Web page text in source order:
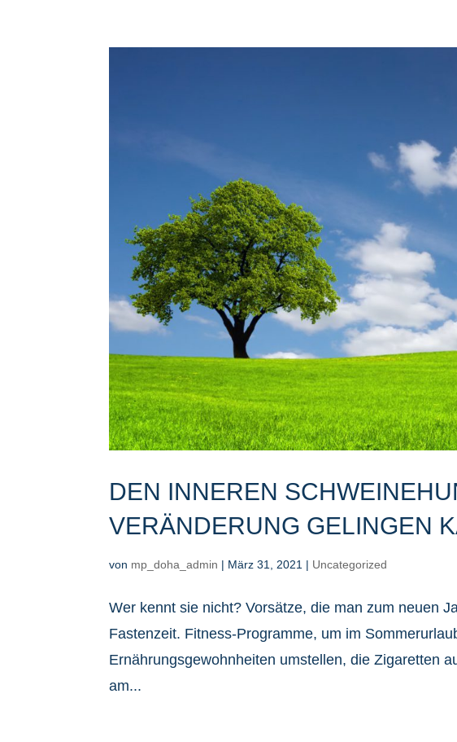
DEN INNEREN
VERÄNDERUNG GELINGEN
von mp_doha_admin | März 31, 2021 | Uncategorized
Wer kennt sie nicht? Vorsätze, die man zum neuen
Fastenzeit. Fitness-Programme, um im
Ernährungsgewohnheiten umstellen, die Zigaretten
am...